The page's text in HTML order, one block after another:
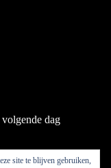
site te blijven gebruiken,
dag